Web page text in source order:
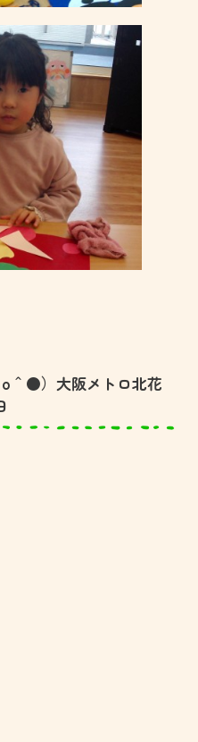
●）大阪メトロ北花